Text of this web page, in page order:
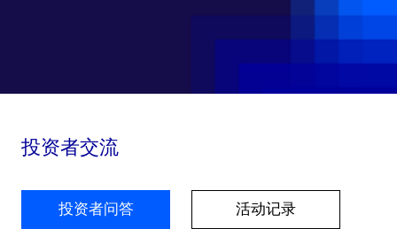
投资者交流
投资者问答 活动记录